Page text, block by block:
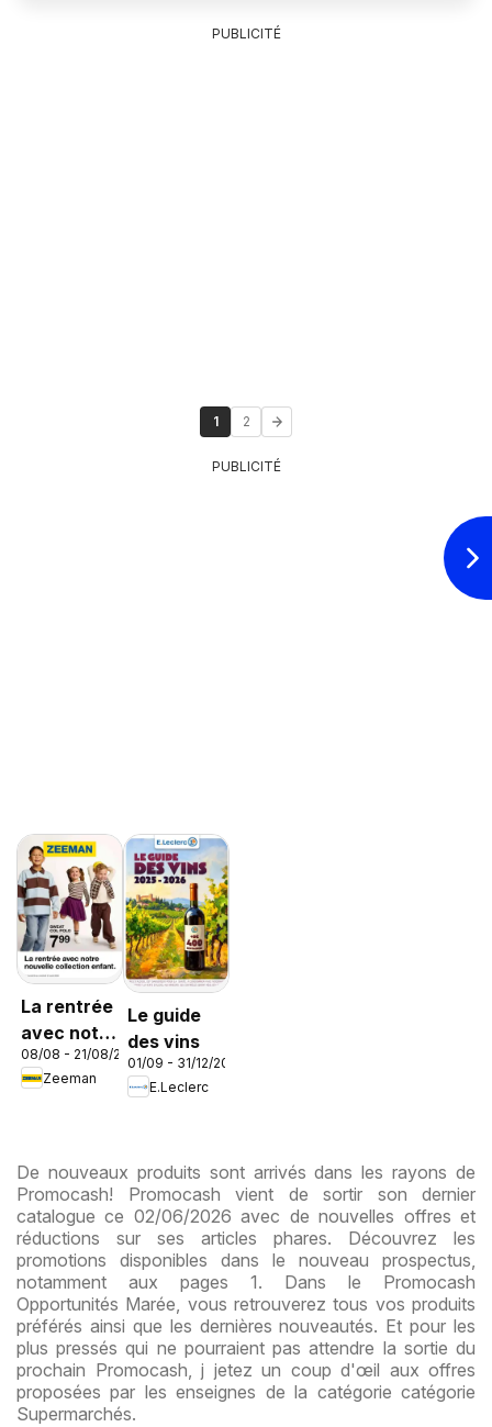
PUBLICITÉ
1 2
PUBLICITÉ
La rentrée
avec notre
nouvelle
collection
08/08 - 21/08/2026
Zeeman
Le guide
des vins
01/09 - 31/12/2026
E.Leclerc
De nouveaux produits sont arrivés dans les rayons de
Promocash! Promocash vient de sortir son dernier
catalogue ce 02/06/2026 avec de nouvelles offres et
réductions sur ses articles phares. Découvrez les
promotions disponibles dans le nouveau prospectus,
notamment aux pages 1. Dans le Promocash
Opportunités Marée, vous retrouverez tous vos produits
préférés ainsi que les dernières nouveautés. Et pour les
plus pressés qui ne pourraient pas attendre la sortie du
prochain Promocash, j jetez un coup d'œil aux offres
proposées par les enseignes de la catégorie catégorie
Supermarchés.